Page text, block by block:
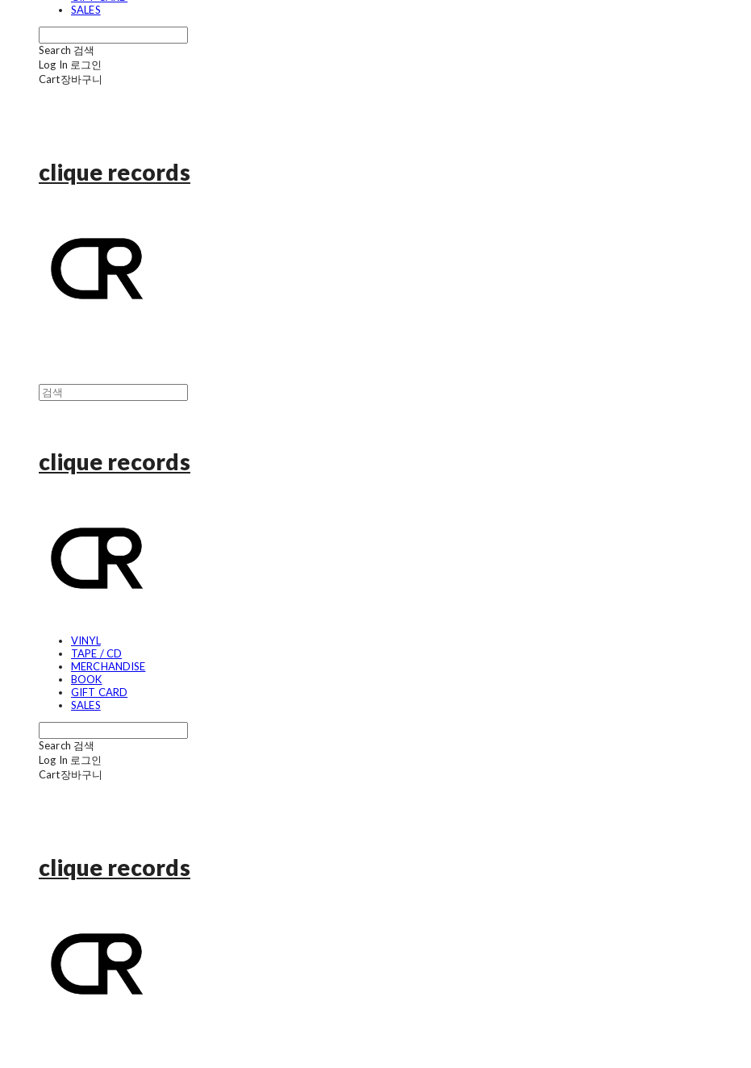
SALES
Search 검색
Log In 로그인
Cart장바구니
clique records
clique records
VINYL
TAPE / CD
MERCHANDISE
BOOK
GIFT CARD
SALES
Search 검색
Log In 로그인
Cart장바구니
clique records